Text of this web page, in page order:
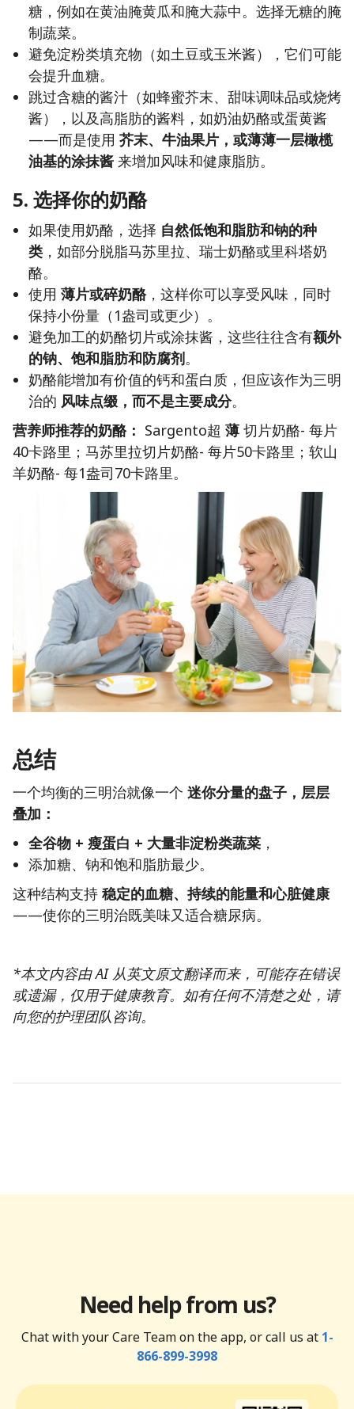
糖，例如在黄油腌黄瓜和腌大蒜中。选择无糖的腌
制蔬菜。
避免淀粉类填充物（如土豆或玉米酱），它们可能
会提升血糖。
跳过含糖的酱汁（如蜂蜜芥末、甜味调味品或烧烤
酱），以及高脂肪的酱料，如奶油奶酪或蛋黄酱
——而是使用 芥末、牛油果片，或薄薄一层橄榄
油基的涂抹酱 来增加风味和健康脂肪。
5. 选择你的奶酪
如果使用奶酪，选择 自然低饱和脂肪和钠的种
类 ，如部分脱脂马苏里拉、瑞士奶酪或里科塔奶
酪。
使用 薄片或碎奶酪，这样你可以享受风味，同时
保持小份量（1盎司或更少）。
避免加工的奶酪切片或涂抹酱，这些往往含有额外
的钠、饱和脂肪和防腐剂。
奶酪能增加有价值的钙和蛋白质，但应该作为三明
治的 风味点缀，而不是主要成分。
营养师推荐的奶酪： Sargento超 薄 切片奶酪- 每片
40卡路里；马苏里拉切片奶酪- 每片50卡路里；软山
羊奶酪- 每1盎司70卡路里。
总结
一个均衡的三明治就像一个 迷你分量的盘子，层层
叠加：
全谷物 + 瘦蛋白 + 大量非淀粉类蔬菜 ，
添加糖、钠和饱和脂肪最少。
这种结构支持 稳定的血糖、持续的能量和心脏健康
——使你的三明治既美味又适合糖尿病。
*本文内容由 AI 从英文原文翻译而来，可能存在错误
或遗漏，仅用于健康教育。如有任何不清楚之处，请
向您的护理团队咨询。
Need help from us?
Chat with your Care Team on the app, or call us at 1-
866-899-3998